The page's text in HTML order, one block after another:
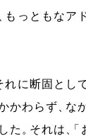
、もっともなア
れに断固とし
かわらず 、な
た 。それは 、「